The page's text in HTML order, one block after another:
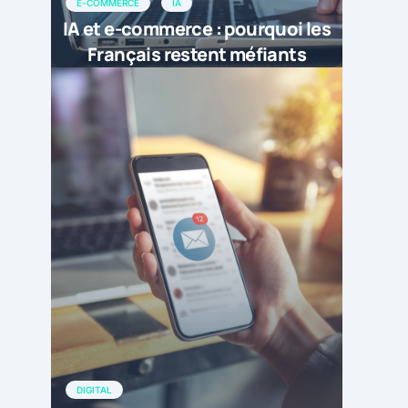
E-COMMERCE IA
IA et e-commerce : pourquoi les
Français restent méfiants
DIGITAL